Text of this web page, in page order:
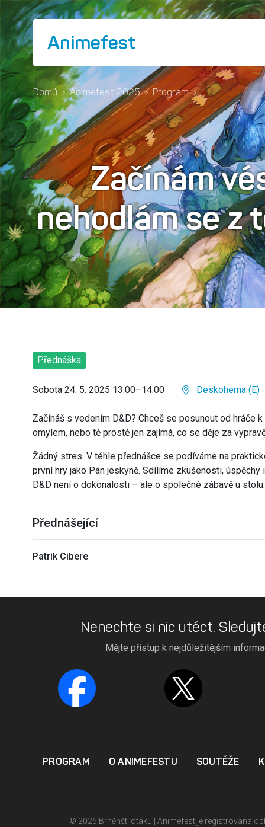
Animefest
Domů › Animefest 2025 › Program ›
Začínám
nehodlám se z
Přednáška
Sobota 24. 5. 2025 13:00–14:00 Deskoherna (E)
Začínáš s vedením D&D? Chceš se posunout od hráče
omylem, nebo tě prostě jen zajímá, co se děje za
Žádný stres. V téhle přednášce se podíváme na
první hry jako Pán jeskyně. Sdílíme zkušenosti,
D&D není o dokonalosti – ale o společné zábavě u stolu.
Přednášející
Patrik Cibere
Nenechte si nic utéct.
Mějte přístup k nejdůležitějším
PROGRAM O ANIMEFESTU SOUTĚŽE
© 2026 Brněnští otaku | Animefest je registrovaná